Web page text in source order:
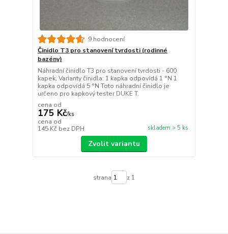
9 hodnocení
Činidlo T3 pro stanovení tvrdosti (rodinné
bazény)
Náhradní činidlo T3 pro stanovení tvrdosti - 600
kapek. Varianty činidla: 1 kapka odpovídá 1 °N 1
kapka odpovídá 5 °N Toto náhradní činidlo je
určeno pro kapkový tester DUKE T.
cena od
175 Kč/ks
cena od
145 Kč bez DPH skladem > 5 ks
Zvolit variantu
strana z 1